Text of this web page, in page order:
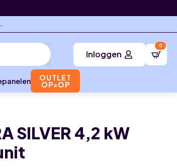
.
Inloggen
0
OUTLET
OP=OP
SILVER 4,2 kW